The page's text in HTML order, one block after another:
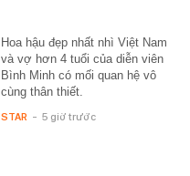
Hoa hậu đẹp nhất nhì Việt Nam
và vợ hơn 4 tuổi của diễn viên
Bình Minh có mối quan hệ vô
cùng thân thiết.
STAR - 5 giờ trước